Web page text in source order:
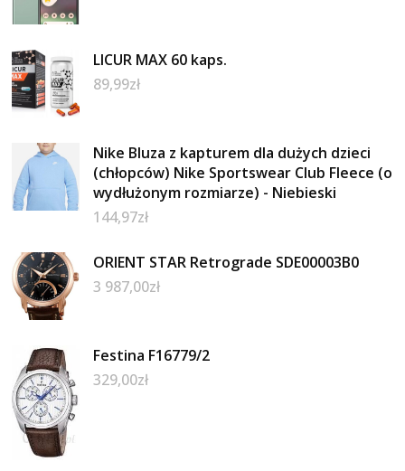
LICUR MAX 60 kaps.
89,99zł
Nike Bluza z kapturem dla dużych dzieci
(chłopców) Nike Sportswear Club Fleece (o
wydłużonym rozmiarze) - Niebieski
144,97zł
ORIENT STAR Retrograde SDE00003B0
3 987,00zł
Festina F16779/2
329,00zł